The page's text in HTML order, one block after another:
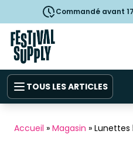
Commandé avant
TOUS LES ARTICLES
Accueil » Magasin » Lunettes